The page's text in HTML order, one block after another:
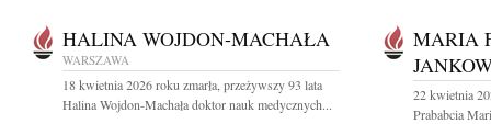
HALINA WOJDON-MACHAŁA
WARSZAWA
18 kwietnia 2026 roku zmarła, przeżywszy 93 lata
Halina Wojdon-Machała doktor nauk medycznych...
MARIA
22 kwietnia
Prababcia